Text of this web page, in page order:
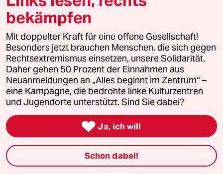
Feedback
Aboservice
ePaper Login
Downloads für Abonnierende
© 2026 taz Verlags und Vertriebs GmbH
wenden Sie sich bitte anlizenzen@taz.de
bekämpfen
Mit doppelter Kraft für eine offene Gesellschaft!
Besonders jetzt brauchen Menschen, die sich gegen
Rechtsextremismus einsetzen, unsere Solidarität.
Daher gehen 50 Prozent der Einnahmen aus
Neuanmeldungen an „Alles beginnt im Zentrum“ –
eine Kampagne, die bedrohte linke Kulturzentren
und Jugendorte unterstützt. Sind Sie dabei?
 Ja, ich will
Schon dabei!